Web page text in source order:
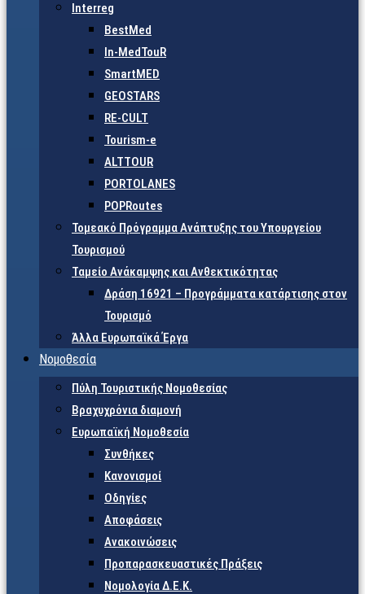
Interreg
BestMed
In-MedTouR
SmartMED
GEOSTARS
RE-CULT
Tourism-e
ALTTOUR
PORTOLANES
POPRoutes
Τομεακό Πρόγραμμα Ανάπτυξης του Υπουργείου
Τουρισμού
Ταμείο Ανάκαμψης και Ανθεκτικότητας
Δράση 16921 – Προγράμματα κατάρτισης στον
Τουρισμό
Άλλα Ευρωπαϊκά Έργα
Νομοθεσία
Πύλη Τουριστικής Νομοθεσίας
Βραχυχρόνια διαμονή
Ευρωπαϊκή Νομοθεσία
Συνθήκες
Κανονισμοί
Οδηγίες
Αποφάσεις
Ανακοινώσεις
Προπαρασκευαστικές Πράξεις
Νομολογία Δ.Ε.Κ.